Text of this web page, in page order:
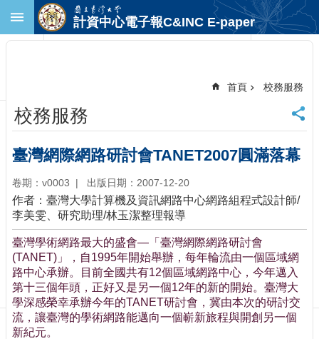
跳到主要內容區塊
首
頁
臺
大
首
頁
計
中
首
頁
聯
絡
資
訊
計資中心電子報C&INC E-paper
首頁 校務服務
校務服務
臺灣網際網路研討會TANET2007圓滿落幕
卷期：v0003 出版日期：2007-12-20
作者：臺灣大學計算機及資訊網路中心網路組程式設計師/
李美雯、研究助理/林玉潔整理報導
臺灣學術網路最大的盛會—「臺灣網際網路研討會
(TANET)」，自1995年開始舉辦，每年輪流由一個區域網
路中心承辦。目前全國共有12個區域網路中心，今年邁入
第十三個年頭，正好又是另一個12年的新的開始。臺灣大
學深感榮幸承辦今年的TANET研討會，冀由本次的研討交
流，讓臺灣的學術網路能邁向一個嶄新旅程與開創另一個
新紀元。